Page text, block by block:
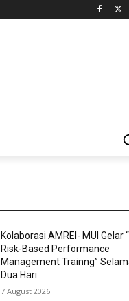
Kolaborasi AMREI- MUI Gelar “
Risk-Based Performance
Management Trainng”
Dua Hari
7 August 2026